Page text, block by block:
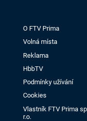
O FTV Prima
Volná místa
Reklama
HbbTV
Podmínky užívání
Cookies
Vlastník FTV Prima
r.o.